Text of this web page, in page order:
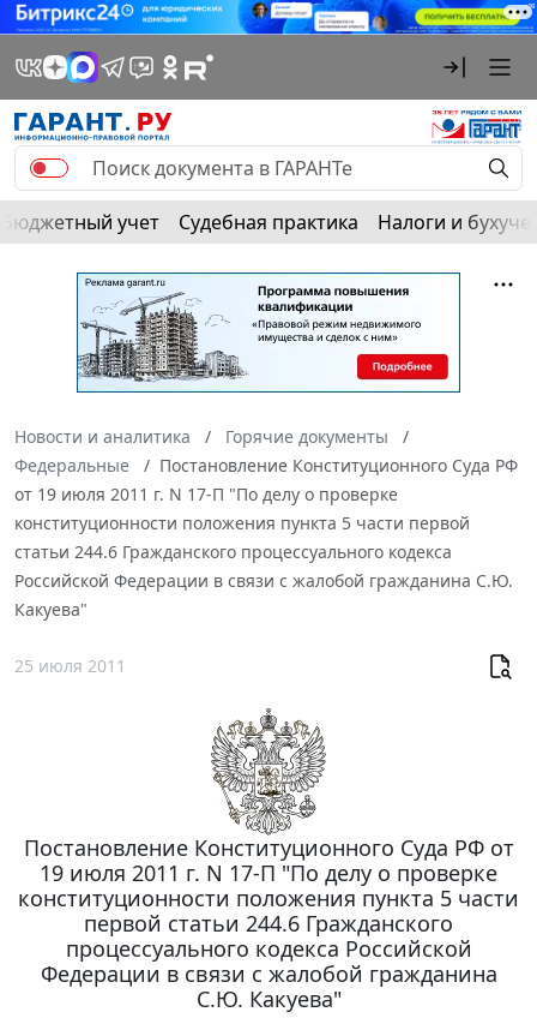
Бюджетный учет Судебная практика Налоги и
Новости и аналитика
Горячие документы
Федеральные
Постановление Конституционного Суда РФ
от 19 июля 2011 г. N 17-П "По делу о проверке
конституционности положения пункта 5 части первой
статьи 244.6 Гражданского процессуального кодекса
Российской Федерации в связи с жалобой гражданина С.Ю.
Какуева"
25 июля 2011
Постановление Конституционного Суда РФ от
19 июля 2011 г. N 17-П "По делу о проверке
конституционности положения пункта 5 части
первой статьи 244.6 Гражданского
процессуального кодекса Российской
Федерации в связи с жалобой гражданина
С.Ю. Какуева"